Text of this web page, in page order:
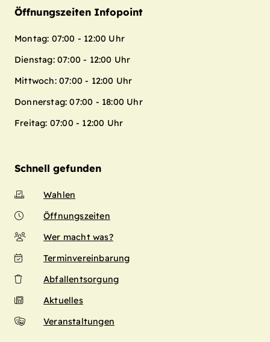
Öffnungszeiten Infopoint
Montag: 07:00 - 12:00 Uhr
Dienstag: 07:00 - 12:00 Uhr
Mittwoch: 07:00 - 12:00 Uhr
Donnerstag: 07:00 - 18:00 Uhr
Freitag: 07:00 - 12:00 Uhr
Schnell gefunden
Wahlen
Öffnungszeiten
Wer macht was?
Terminvereinbarung
Abfallentsorgung
Aktuelles
Veranstaltungen